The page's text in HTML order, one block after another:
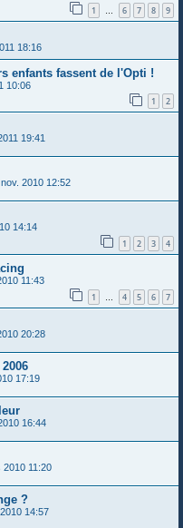
1 … 6 7 8 9
18:16
enfants fassent de l'Opti !
10:06
1 2
19:41
nov. 2010 12:52
14:14
1 2 3 4
11:43
1 … 4 5 6 7
20:28
17:19
16:44
2010 11:20
?
14:57